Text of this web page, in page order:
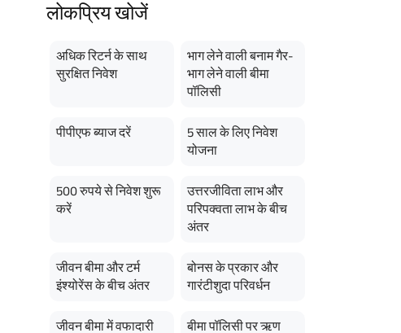
लोकप्रिय खोजें
अधिक रिटर्न के साथ
सुरक्षित निवेश
भाग लेने वाली बनाम गैर-
भाग लेने वाली बीमा
पॉलिसी
पीपीएफ ब्याज दरें
5 साल के लिए निवेश
योजना
500 रुपये से निवेश शुरू
करें
उत्तरजीविता लाभ और
परिपक्वता लाभ के बीच
अंतर
जीवन बीमा और टर्म
इंश्योरेंस के बीच अंतर
बोनस के प्रकार और
गारंटीशुदा परिवर्धन
जीवन बीमा में वफादारी
बीमा पॉलिसी पर ऋण